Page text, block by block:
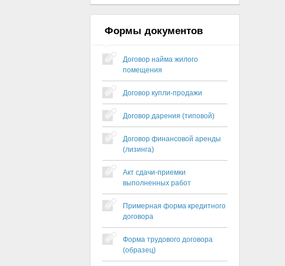
Формы документов
Договор найма жилого
помещения
Договор купли-продажи
Договор дарения (типовой)
Договор финансовой аренды
(лизинга)
Акт сдачи-приемки
выполненных работ
Примерная форма кредитного
договора
Форма трудового договора
(образец)